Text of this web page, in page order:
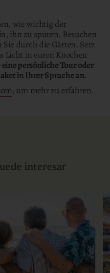
wie wichtig der
ihn zu spüren. Besuchen
durch die Gärten. Setz
Licht in euren Knochen
persönliche Tour oder
in Ihrer Sprache an.
, um mehr zu erfahren.
interesar